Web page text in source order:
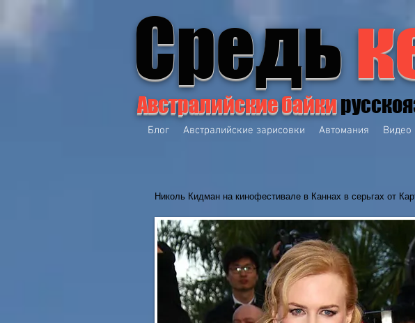
Средь
Австралийские байки
Блог Австралийские зарисовки Автомания Видео
Николь Кидман на кинофестивале в Каннах в серьгах от